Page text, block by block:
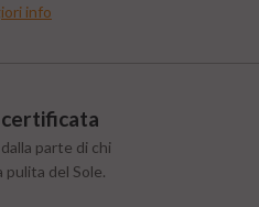
info
certificata
parte di chi
pulita del Sole.